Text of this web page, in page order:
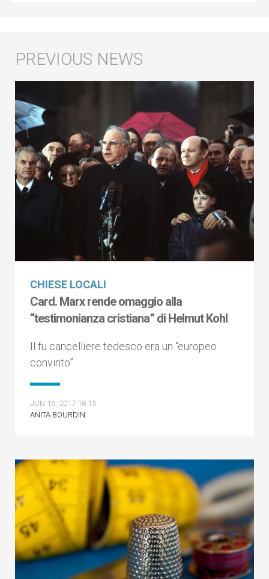
CHIESE LOCALI
Card. Marx rende omaggio alla
“testimonianza cristiana” di Helmut Kohl
Il fu cancelliere tedesco era un “europeo
convinto”
JUN 16, 2017 18:15
ANITA BOURDIN